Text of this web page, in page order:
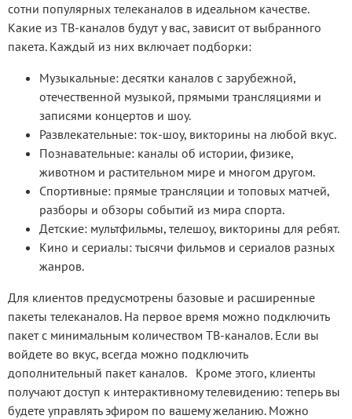
сотни популярных телеканалов в идеальном качестве.
Какие из ТВ-каналов будут у вас, зависит от выбранного
пакета. Каждый из них включает подборки:
Музыкальные: десятки каналов с зарубежной,
отечественной музыкой, прямыми трансляциями и
записями концертов и шоу.
Развлекательные: ток-шоу, викторины на любой вкус.
Познавательные: каналы об истории, физике,
животном и растительном мире и многом другом.
Спортивные: прямые трансляции и топовых матчей,
разборы и обзоры событий из мира спорта.
Детские: мультфильмы, телешоу, викторины для ребят.
Кино и сериалы: тысячи фильмов и сериалов разных
жанров.
Для клиентов предусмотрены базовые и расширенные
пакеты телеканалов. На первое время можно подключить
пакет с минимальным количеством ТВ-каналов. Если вы
войдете во вкус, всегда можно подключить
дополнительный пакет каналов. Кроме этого, клиенты
получают доступ к интерактивному телевидению: теперь вы
будете управлять эфиром по вашему желанию. Можно